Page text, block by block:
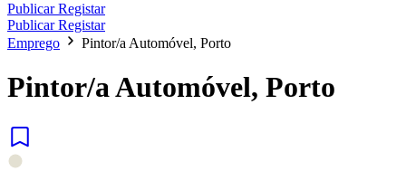
PublicarRegistar
PublicarRegistar
Emprego
Pintor/a Automóvel, Porto
Pintor/a Automóvel, Porto